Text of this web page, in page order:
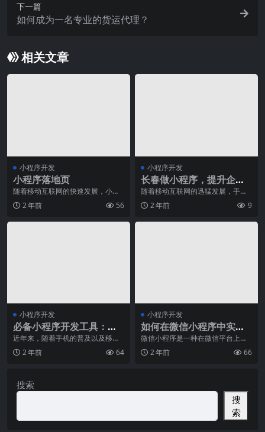
下一篇
如何成为一名专业的货运代理？
相关文章
小程序开发
小程序落地页
随着移动互联网的快速发展，小程
序成为了一种新兴的应用形式。小
程序是一种基于微信平
2 年前 56
小程序开发
长春做小程序，提升企业
形象与用户体验
随着移动互联网的迅猛发展，手机
已经成为人们生活中不可或缺的一
部分。而小程序则因为
2 年前 9
小程序开发
必备小程序开发工具：推
荐给你的小程序开发利器
近年来，随着手机的普及以及移动
互联网的快速发展，小程序已成为
了人们生活中不可或缺
2 年前 64
小程序开发
如何在微信小程序中实现
数据绑定？
微信小程序是一种在微信平台上进
行开发和运行的轻量级应用程序，
它拥有与原生应用程序
2 年前 66
搜索
搜
索